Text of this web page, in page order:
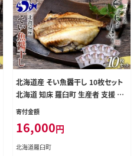
北海道産 そい魚醤干し 10枚セット
北海道 知床 羅臼町 生産者 支援 応
援
寄付金額
16,000円
北海道羅臼町